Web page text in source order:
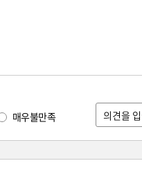
매우불만족